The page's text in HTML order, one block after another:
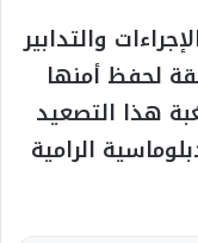
والتدابير
لحفظ أمنها
هذا التصعيد
الرامية